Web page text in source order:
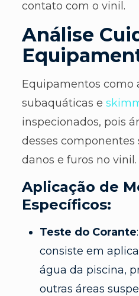
contato com o vinil.
Análise
Equipamentos como
subaquáticas e
inspecionados, pois
desses componentes
danos e furos no vinil.
Aplicação de
Específicos:
Teste do Corante
consiste em
água da piscina,
outras áreas